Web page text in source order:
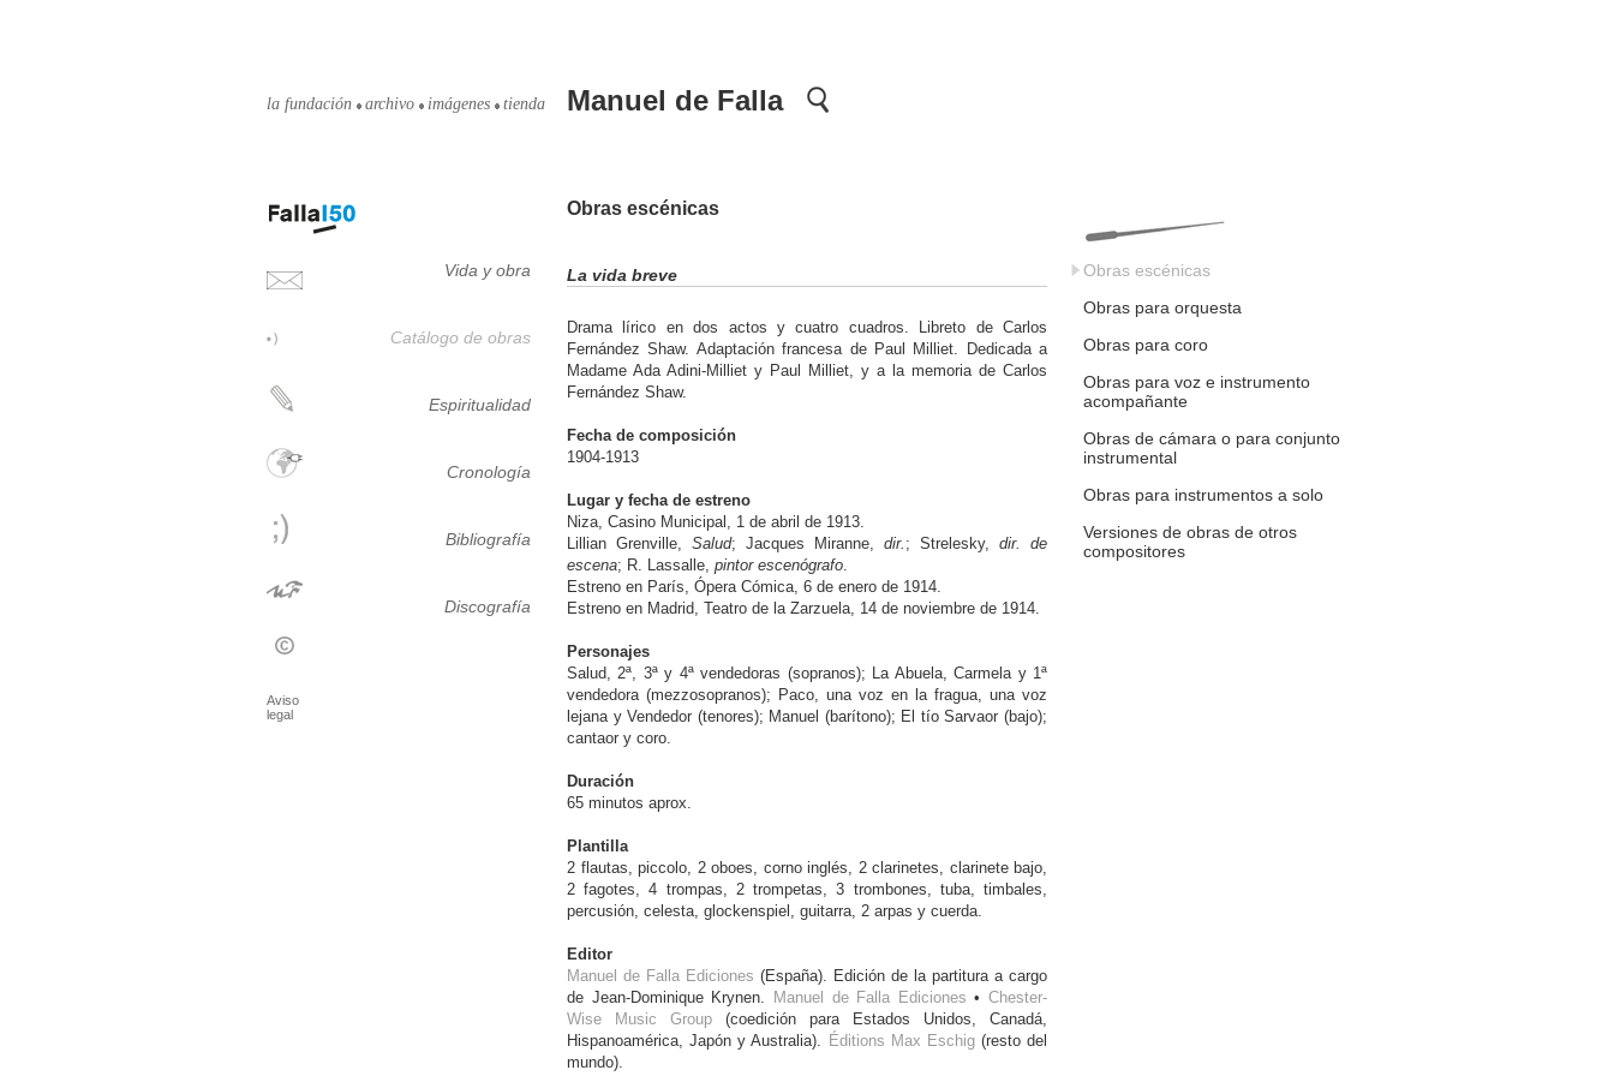
la fundación archivo imágenes tienda Manuel de Falla
Aviso
legal
Vida y obra
Catálogo de obras
Espiritualidad
Cronología
Bibliografía
Discografía
Obras escénicas
La vida breve
Drama lírico en dos actos y cuatro cuadros. Libreto de Carlos
Fernández Shaw. Adaptación francesa de Paul Milliet. Dedicada a
Madame Ada Adini-Milliet y Paul Milliet, y a la memoria de Carlos
Fernández Shaw.
Fecha de composición
1904-1913
Lugar y fecha de estreno
Niza, Casino Municipal, 1 de abril de 1913.
Lillian Grenville, Salud; Jacques Miranne, dir. ; Strelesky, dir. de
escena; R. Lassalle, pintor escenógrafo.
Estreno en París, Ópera Cómica, 6 de enero de 1914.
Estreno en Madrid, Teatro de la Zarzuela, 14 de noviembre de 1914.
Personajes
Salud, 2ª, 3ª y 4ª vendedoras (sopranos); La Abuela, Carmela y 1ª
vendedora (mezzosopranos); Paco, una voz en la fragua, una voz
lejana y Vendedor (tenores); Manuel (barítono); El tío Sarvaor (bajo);
cantaor y coro.
Duración
65 minutos aprox.
Plantilla
2 flautas, piccolo, 2 oboes, corno inglés, 2 clarinetes, clarinete bajo,
2 fagotes, 4 trompas, 2 trompetas, 3 trombones, tuba, timbales,
percusión, celesta, glockenspiel, guitarra, 2 arpas y cuerda.
Editor
Manuel de Falla Ediciones (España). Edición de la partitura a cargo
de Jean-Dominique Krynen.
Manuel de Falla Ediciones • Chester-
Wise Music Group (coedición para Estados Unidos, Canadá,
Hispanoamérica, Japón y Australia). Éditions Max Eschig(resto del
mundo).
Obras escénicas
Obras para orquesta
Obras para coro
Obras para voz e instrumento
acompañante
Obras de cámara o para conjunto
instrumental
Obras para instrumentos a solo
Versiones de obras de otros
compositores